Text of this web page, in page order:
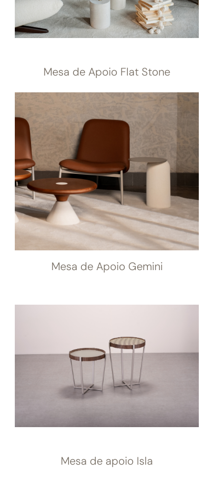
Mesa de Apoio Flat Stone
Mesa de Apoio Gemini
Mesa de apoio Isla